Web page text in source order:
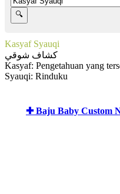
Kasyaf Syauqi
كشاف شوقي
Kasyaf: Pengetahuan yang
Syauqi: Rinduku
✚ Baju Baby Custom